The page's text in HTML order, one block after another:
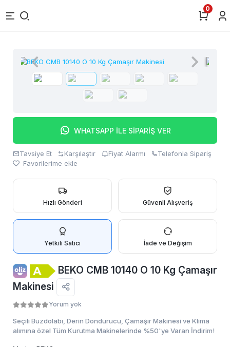
0
WHATSAPP İLE SİPARİŞ VER
Tavsiye Et Karşılaştır Fiyat Alarmı
Telefonla Sipariş
Favorilerime ekle
Hızlı Gönderi Güvenli Alışveriş
Yetkili Satıcı İade ve Değişim
BEKO CMB 10140 O 10 Kg Çamaşır
Makinesi
Yorum yok
Seçili Buzdolabı, Derin Dondurucu, Çamaşır Makinesi ve Klima
alımına özel Tüm Kurutma Makinelerinde %50'ye Varan İndirim!